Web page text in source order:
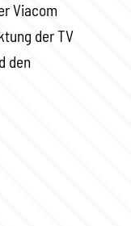
Viacom
der TV
den